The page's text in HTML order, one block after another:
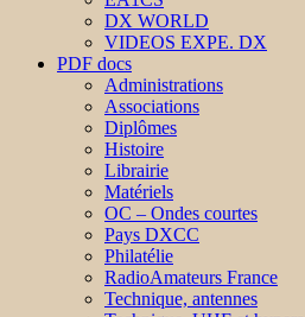
DX WORLD
VIDEOS EXPE. DX
PDF docs
Administrations
Associations
Diplômes
Histoire
Librairie
Matériels
OC – Ondes courtes
Pays DXCC
Philatélie
RadioAmateurs France
Technique, antennes